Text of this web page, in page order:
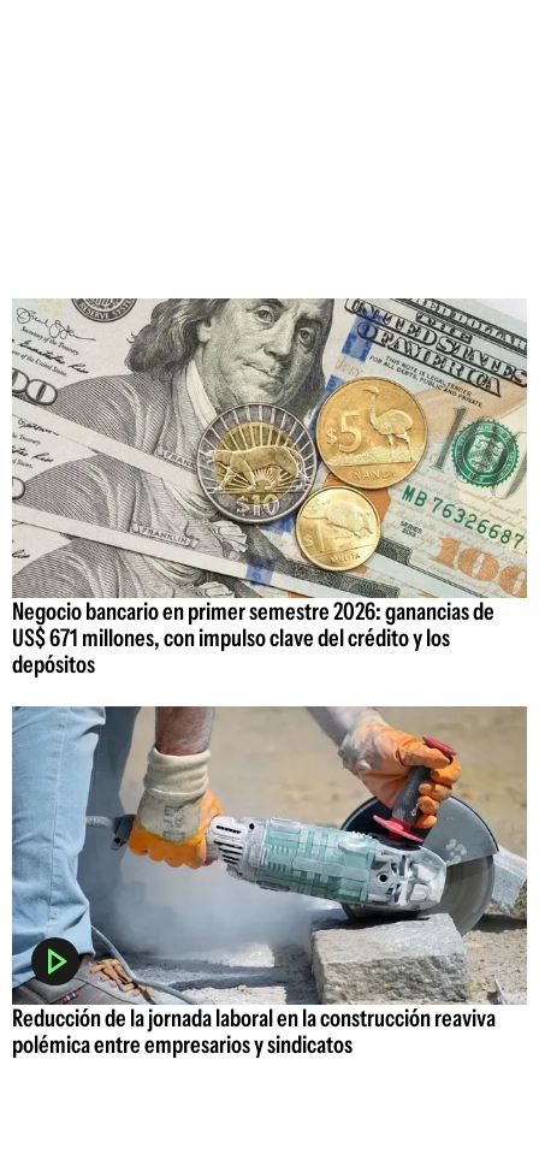
Negocio bancario en primer semestre 2026: ganancias de
US$ 671 millones, con impulso clave del crédito y los
depósitos
Reducción de la jornada laboral en la construcción reaviva
polémica entre empresarios y sindicatos